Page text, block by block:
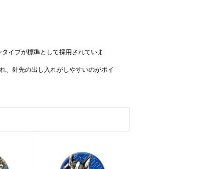
イプが標準として採用されていま
、針先の出し入れがしやすいのがポイ